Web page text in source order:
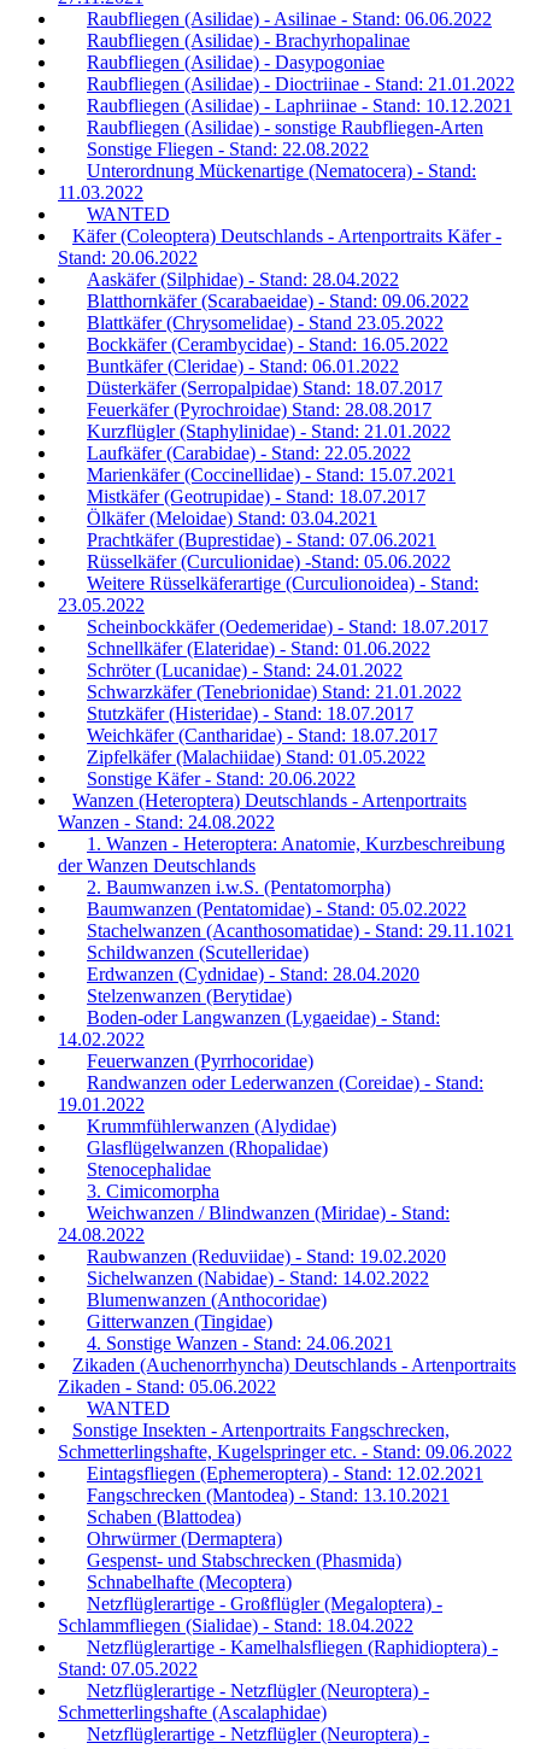
Raubfliegen (Asilidae) - Asilinae - Stand: 06.06.2022
Raubfliegen (Asilidae) - Brachyrhopalinae
Raubfliegen (Asilidae) - Dasypogoniae
Raubfliegen (Asilidae) - Dioctriinae - Stand: 21.01.2022
Raubfliegen (Asilidae) - Laphriinae - Stand: 10.12.2021
Raubfliegen (Asilidae) - sonstige Raubfliegen-Arten
Sonstige Fliegen - Stand: 22.08.2022
Unterordnung Mückenartige (Nematocera) - Stand:
11.03.2022
WANTED
Käfer (Coleoptera) Deutschlands - Artenportraits Käfer -
Stand: 20.06.2022
Aaskäfer (Silphidae) - Stand: 28.04.2022
Blatthornkäfer (Scarabaeidae) - Stand: 09.06.2022
Blattkäfer (Chrysomelidae) - Stand 23.05.2022
Bockkäfer (Cerambycidae) - Stand: 16.05.2022
Buntkäfer (Cleridae) - Stand: 06.01.2022
Düsterkäfer (Serropalpidae) Stand: 18.07.2017
Feuerkäfer (Pyrochroidae) Stand: 28.08.2017
Kurzflügler (Staphylinidae) - Stand: 21.01.2022
Laufkäfer (Carabidae) - Stand: 22.05.2022
Marienkäfer (Coccinellidae) - Stand: 15.07.2021
Mistkäfer (Geotrupidae) - Stand: 18.07.2017
Ölkäfer (Meloidae) Stand: 03.04.2021
Prachtkäfer (Buprestidae) - Stand: 07.06.2021
Rüsselkäfer (Curculionidae) -Stand: 05.06.2022
Weitere Rüsselkäferartige (Curculionoidea) - Stand:
23.05.2022
Scheinbockkäfer (Oedemeridae) - Stand: 18.07.2017
Schnellkäfer (Elateridae) - Stand: 01.06.2022
Schröter (Lucanidae) - Stand: 24.01.2022
Schwarzkäfer (Tenebrionidae) Stand: 21.01.2022
Stutzkäfer (Histeridae) - Stand: 18.07.2017
Weichkäfer (Cantharidae) - Stand: 18.07.2017
Zipfelkäfer (Malachiidae) Stand: 01.05.2022
Sonstige Käfer - Stand: 20.06.2022
Wanzen (Heteroptera) Deutschlands - Artenportraits
Wanzen - Stand: 24.08.2022
1. Wanzen - Heteroptera: Anatomie, Kurzbeschreibung
der Wanzen Deutschlands
2. Baumwanzen i.w.S. (Pentatomorpha)
Baumwanzen (Pentatomidae) - Stand: 05.02.2022
Stachelwanzen (Acanthosomatidae) - Stand: 29.11.1021
Schildwanzen (Scutelleridae)
Erdwanzen (Cydnidae) - Stand: 28.04.2020
Stelzenwanzen (Berytidae)
Boden-oder Langwanzen (Lygaeidae) - Stand:
14.02.2022
Feuerwanzen (Pyrrhocoridae)
Randwanzen oder Lederwanzen (Coreidae) - Stand:
19.01.2022
Krummfühlerwanzen (Alydidae)
Glasflügelwanzen (Rhopalidae)
Stenocephalidae
3. Cimicomorpha
Weichwanzen / Blindwanzen (Miridae) - Stand:
24.08.2022
Raubwanzen (Reduviidae) - Stand: 19.02.2020
Sichelwanzen (Nabidae) - Stand: 14.02.2022
Blumenwanzen (Anthocoridae)
Gitterwanzen (Tingidae)
4. Sonstige Wanzen - Stand: 24.06.2021
Zikaden (Auchenorrhyncha) Deutschlands - Artenportraits
Zikaden - Stand: 05.06.2022
WANTED
Sonstige Insekten - Artenportraits Fangschrecken,
Schmetterlingshafte, Kugelspringer etc. - Stand: 09.06.2022
Eintagsfliegen (Ephemeroptera) - Stand: 12.02.2021
Fangschrecken (Mantodea) - Stand: 13.10.2021
Schaben (Blattodea)
Ohrwürmer (Dermaptera)
Gespenst- und Stabschrecken (Phasmida)
Schnabelhafte (Mecoptera)
Netzflüglerartige - Großflügler (Megaloptera) -
Schlammfliegen (Sialidae) - Stand: 18.04.2022
Netzflüglerartige - Kamelhalsfliegen (Raphidioptera) -
Stand: 07.05.2022
Netzflüglerartige - Netzflügler (Neuroptera) -
Schmetterlingshafte (Ascalaphidae)
Netzflüglerartige - Netzflügler (Neuroptera) -